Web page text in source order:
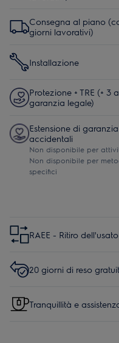
Consegna al piano
giorni lavorativi)
Installazione
Protezione + TRE (+
garanzia legale)
Estensione di
accidentali
Non disponibile per
Non disponibile per
specifici
RAEE - Ritiro dell'usato
20 giorni di reso
Tranquillità e